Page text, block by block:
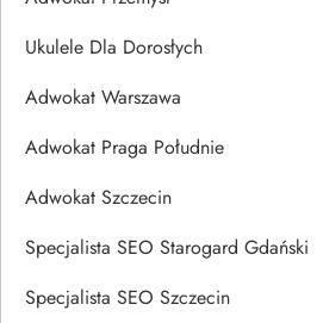
Ukulele Dla Dorosłych
Adwokat Warszawa
Adwokat Praga Południe
Adwokat Szczecin
Specjalista SEO Starogard Gdański
Specjalista SEO Szczecin